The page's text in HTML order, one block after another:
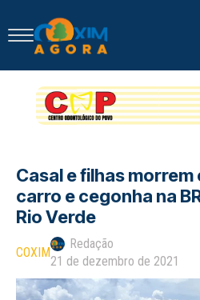
Casal e filhas
carro e cegonha na
Rio Verde
COXIM
Redação
21 de dezembro de 2021